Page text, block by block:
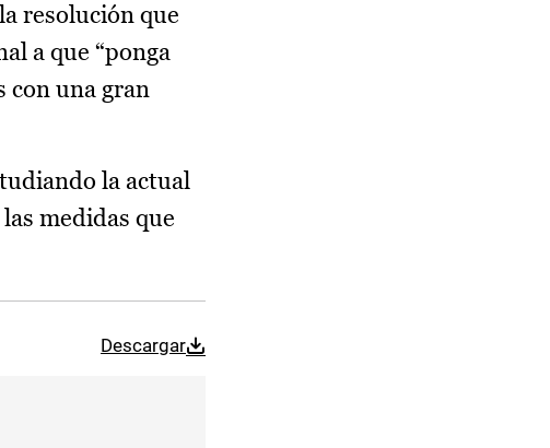
resolución que
a que “ponga
con una gran
la actual
medidas que
Descargar